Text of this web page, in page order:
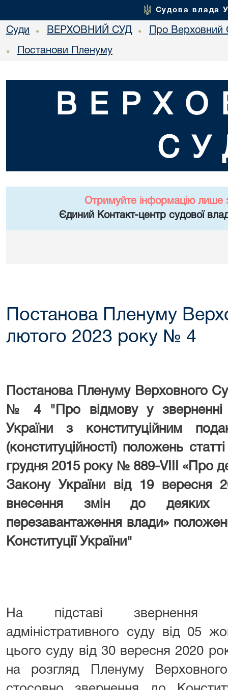
Судова влада
Суди • ВЕРХОВНИЙ СУД • Про Верховний
• Постанови Пленуму
Отримуйте інформацію лише
Єдиний Контакт-центр судової
Постанова Пленуму
лютого 2023 року № 4
Постанова Пленуму Верховного
№ 4 "Про відмову у зверненні
України з конституційним
(конституційності) положень
грудня 2015 року № 889-VIII «Про
Закону України від 19
внесення змін до деяких
перезавантаження влади»
Конституції України"
На підставі звернення
адміністративного суду від 05
цього суду від 30 вересня 2020
на розгляд Пленуму